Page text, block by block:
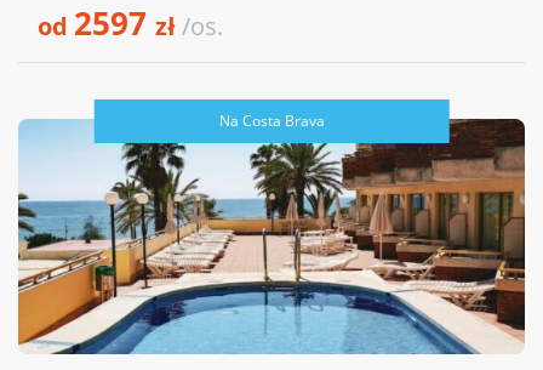
od 2597 zł/os.
Na Costa Brava